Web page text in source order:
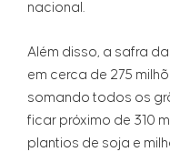
nacional.
Além disso, a safra
em cerca de 275
somando todos os
ficar próximo de 310
plantios de soja e